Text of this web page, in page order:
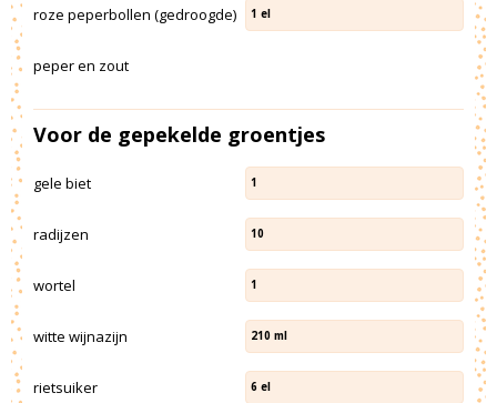
roze peperbollen (gedroogde) 1 el
peper en zout
Voor de gepekelde groentjes
gele biet 1
radijzen 10
wortel 1
witte wijnazijn 210 ml
rietsuiker 6 el